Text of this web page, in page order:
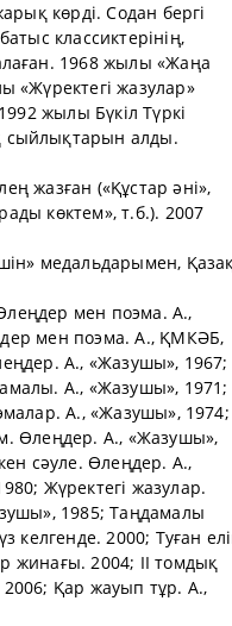
көрді. Содан бергі
классиктерінің,
1968 жылы «Жаңа
жазулар»
жылы Бүкіл Түркі
сыйлықтарын алды.
жазған («Құстар әні»,
көктем», т.б.). 2007
медальдарымен,
мен поэма. А.,
мен поэма. А., ҚМКӘБ,
А., «Жазушы», 1967;
А., «Жазушы», 1971;
А., «Жазушы», 1974;
Өлеңдер. А., «Жазушы»,
сәуле. Өлеңдер. А.,
Жүректегі жазулар.
1985; Таңдамалы
2000; Туған
жинағы. 2004; ІІ томдық
Қар жауып тұр. А.,